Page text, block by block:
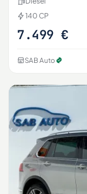
140 CP
7.499 €
SAB Auto